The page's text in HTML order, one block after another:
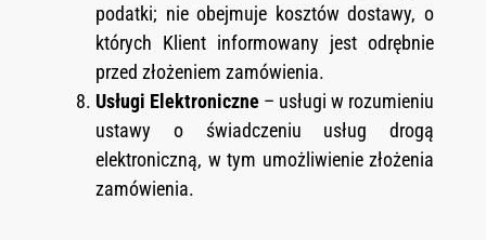
podatki; nie obejmuje kosztów dostawy, o
których Klient informowany jest odrębnie
przed złożeniem zamówienia.
Usługi Elektroniczne – usługi w rozumieniu
ustawy o świadczeniu usług drogą
elektroniczną, w tym umożliwienie złożenia
zamówienia.